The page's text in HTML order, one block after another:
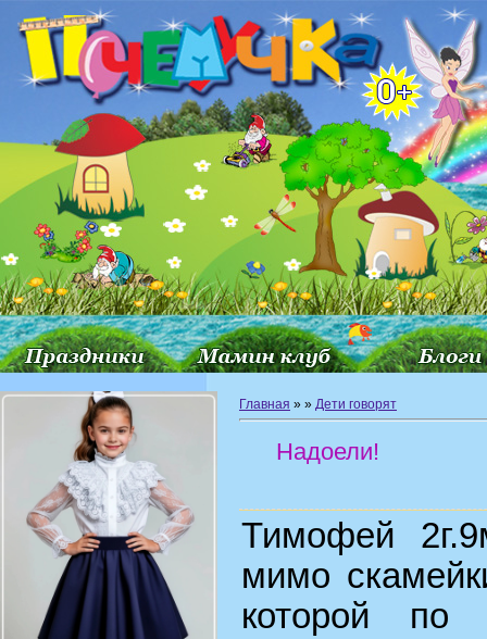
Главная » » Дети говорят
Надоели!
Тимофей
мимо
которой по